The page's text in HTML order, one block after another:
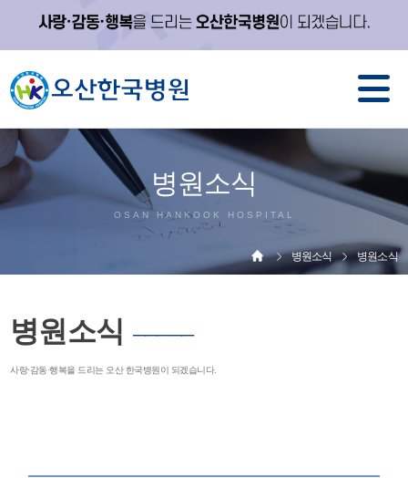
병원소식
OSAN HANKOOK HOSPITAL
병원소식 병원소식
병원소식 ─────
사랑·감동·행복을 드리는 오산 한국병원이 되겠습니다.